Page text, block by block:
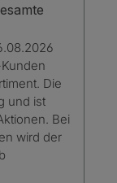
Die
und ist
Bei
wird der